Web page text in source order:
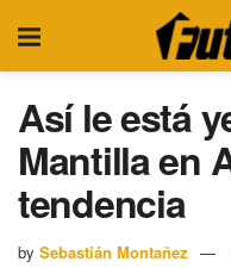
Así le está
Mantilla en
tendencia
by Sebastián Montañez